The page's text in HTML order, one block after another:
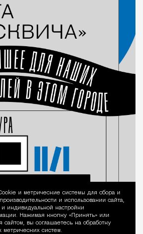
Уведомление
и метрические системы для сбора и
и использовании сайта,
индивидуальной настройки
Нажимая кнопку «Принять» или
сайтом, вы соглашаетесь на обработку
систем.